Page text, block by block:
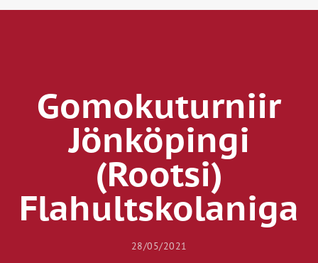
Gomokuturniir
Jönköpingi
(Rootsi)
Flahultskolaniga
28/05/2021